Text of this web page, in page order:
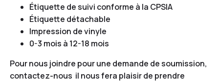
Étiquette de suivi conforme à la CPSIA
Étiquette détachable
Impression de vinyle
0-3 mois à 12-18 mois
Pour nous joindre pour une demande de soumission,
contactez-nous il nous fera plaisir de prendre